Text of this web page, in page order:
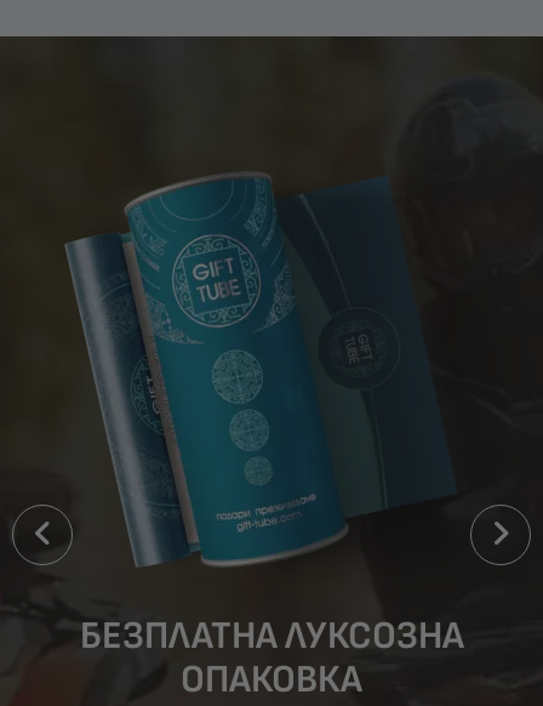
БЕЗПЛАТНА ЛУКСОЗНА
ОПАКОВКА